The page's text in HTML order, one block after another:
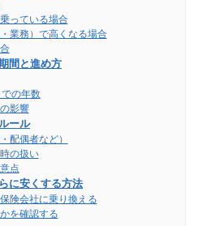
っている場合
業務）で高くなる場合
間と進め方
の年数
影響
ール
配偶者など）
の扱い
点
に安くする方法
険会社に乗り換える
を確認する